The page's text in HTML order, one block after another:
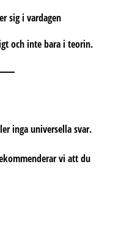
sig i vardagen
och inte bara i teorin.
inga universella svar.
vi att du